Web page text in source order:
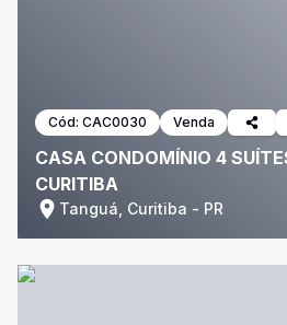
Cód: CAC0030 Venda
CASA CONDOMÍNIO 4
CURITIBA
Tanguá, Curitiba - PR